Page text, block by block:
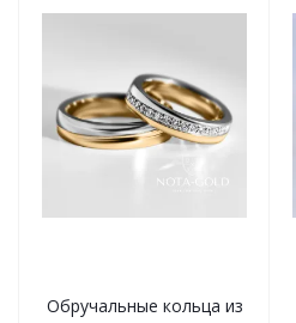
Обручальные кольца из